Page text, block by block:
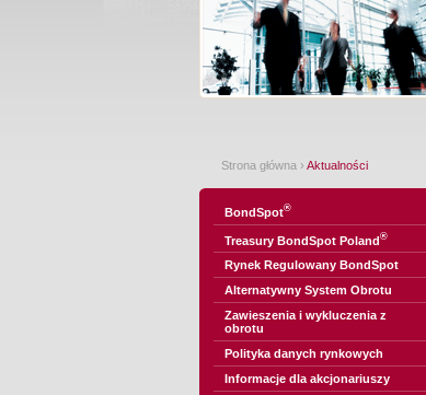
Strona główna › Aktualności
BondSpot®
Treasury BondSpot Poland®
Rynek Regulowany BondSpot
Alternatywny System Obrotu
Zawieszenia i wykluczenia z
obrotu
Polityka danych rynkowych
Informacje dla akcjonariuszy